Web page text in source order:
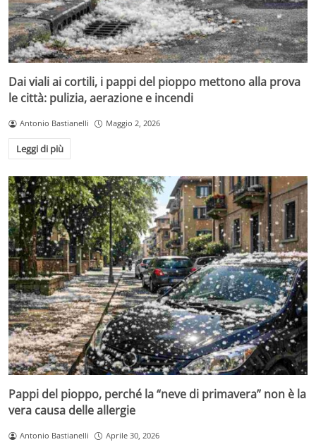
Dai viali ai cortili, i pappi del pioppo mettono alla prova
le città: pulizia, aerazione e incendi
Antonio Bastianelli Maggio 2, 2026
Leggi di più
Pappi del pioppo, perché la “neve di primavera” non è la
vera causa delle allergie
Antonio Bastianelli Aprile 30, 2026